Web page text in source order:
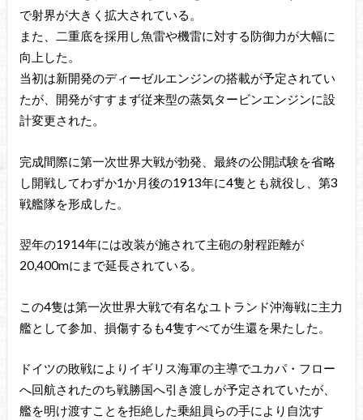
で射界が大きく拡大されている。
また、二重底を採用し魚雷や機雷に対する防御力が大幅に
向上した。
当初は新開発のディーゼルエンジンの搭載が予定されてい
たが、開発がすすまず従来型の蒸気タービンエンジンに設
計変更された。
完成間際に第一次世界大戦が勃発、最終の公開試験を省略
し開戦してわずか1か月後の1913年に4隻とも就役し、第3
戦艦隊を形成した。
翌年の1914年には改装が施されて主砲の射程距離が
20,400mにまで延長されている。
この4隻は第一次世界大戦で有名なユトランド沖海戦に主力
艦として参加、損傷するも4隻すべてが生還を果たした。
ドイツの敗戦によりイギリス海軍の主導でユカパ・フロー
へ回航されたのち戦勝国へ引き渡しが予定されていたが、
艦を明け渡すことを拒絶した乗組員らの手により自沈す